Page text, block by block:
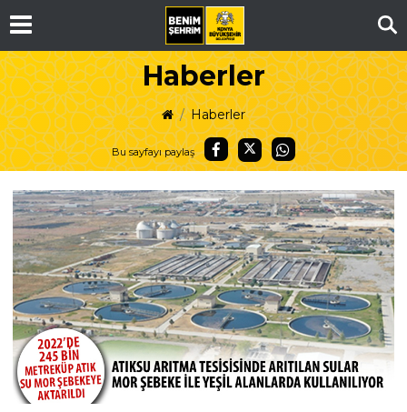
Haberler
Haberler
Bu sayfayı paylaş